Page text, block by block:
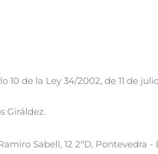
de la Ley 34/2002, de 11 de
Giráldez.
Sabell, 12 2ºD, Pontevedra -